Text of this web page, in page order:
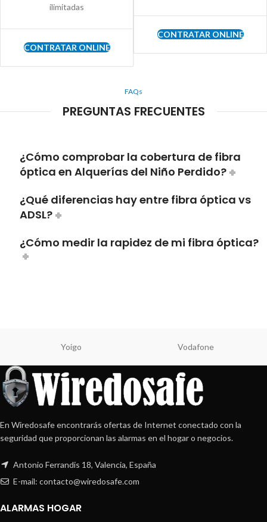
ilimitadas
CONTRATAR ONLINE
CONTRATAR ONLINE
FAQs
PREGUNTAS FRECUENTES
¿Cómo comprobar la cobertura de fibra
óptica en Alquerías del Niño Perdido?
¿Qué diferencias hay entre fibra óptica vs
ADSL?
¿Cómo medir la rapidez de mi fibra óptica?
Yoigo Vodafone
En Wiredosafe encontrarás ofertas de Internet conectado con la
seguridad que proporcionan las alarmas en el hogar o negocios.
Antonio Ferrandis 18, Valencia, España
E-mail: contacto@wiredosafe.com
ALARMAS HOGAR